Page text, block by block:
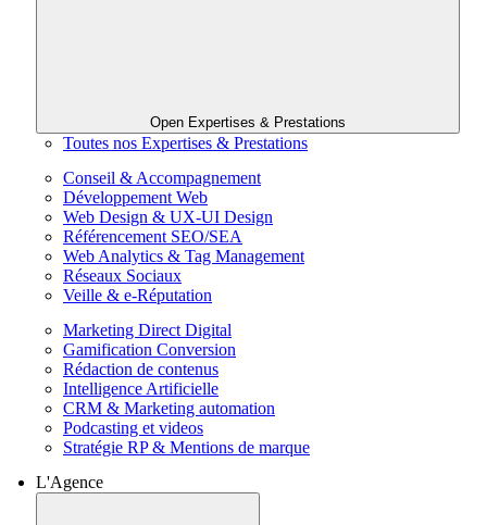
Open Expertises & Prestations
Toutes nos Expertises & Prestations
Conseil & Accompagnement
Développement Web
Web Design & UX-UI Design
Référencement SEO/SEA
Web Analytics & Tag Management
Réseaux Sociaux
Veille & e-Réputation
Marketing Direct Digital
Gamification Conversion
Rédaction de contenus
Intelligence Artificielle
CRM & Marketing automation
Podcasting et videos
Stratégie RP & Mentions de marque
L'Agence